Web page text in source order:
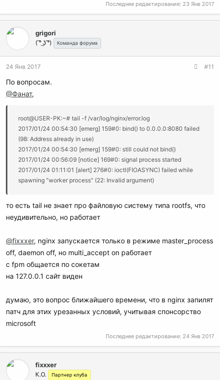
Последнее редактирование: 23 Янв 2017
grigori
( ͡° ͜ʖ ͡°) Команда форума
24 Янв 2017 #11
По вопросам.
@Фанат,
root@USER-PK:~# tail -f /var/log/nginx/error.log
2017/01/24 00:54:30 [emerg] 159#0: bind() to 0.0.0.0:8080 failed
(98: Address already in use)
2017/01/24 00:54:30 [emerg] 159#0: still could not bind()
2017/01/24 00:56:09 [notice] 169#0: signal process started
2017/01/24 01:11:01 [alert] 276#0: ioctl(FIOASYNC) failed while
spawning "worker process" (22: Invalid argument)
2017/01/24 01:15:04 [alert] 323#0: ioctl(FIOASYNC) failed while
spawning "worker process" (22: Invalid argument)
«/var/log/nginx/error.log». Сообщите об этом вbug-
coreutils@gnu.org . Возвращаемся к опросу.
то есть tail не знает про файловую систему типа rootfs, что
неудивительно, но работает
@fixxxer, nginx запускается только в режиме master_process
off, daemon off, но multi_accept on работает
с fpm общается по сокетам
на 127.0.0.1 сайт виден
думаю, это вопрос ближайшего времени, что в nginx запилят
патч для этих урезанных условий, учитывая спонсорство
microsoft
Последнее редактирование: 24 Янв 2017
fixxxer
К.О. Партнер клуба